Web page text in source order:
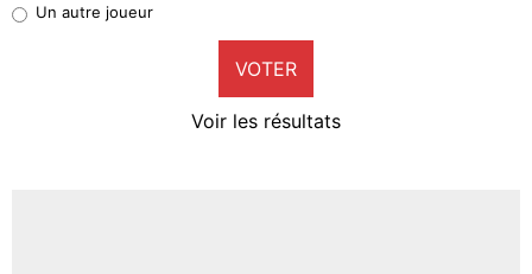
9%
Un autre joueur
VOTER
Voir les résultats